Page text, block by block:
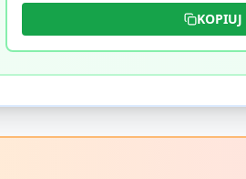
KOPIUJ